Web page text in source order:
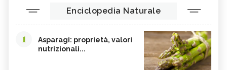
Enciclopedia Naturale
1
Asparagi: proprietà, valori
nutrizionali...